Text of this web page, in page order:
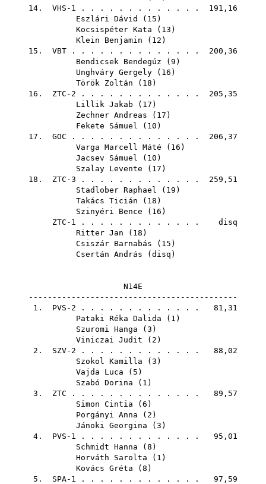
14. VHS-1 . . . . . . . . . . . . . 191,16
Eszlári Dávid
( 15 )
Kocsispéter Kata ( 13 )
Klein Benjamin ( 12 )
15. VBT . . . . . . . . . . . . . . 200,36
Bendicsek Bendegúz ( 9 )
Unghváry Gergely ( 16 )
Török Zoltán ( 18 )
16. ZTC-2 . . . . . . . . . . . . . 205,35
Lillik Jakab ( 17 )
Zechner Andreas ( 17 )
Fekete Sámuel ( 10 )
17. GOC . . . . . . . . . . . . . . 206,37
Varga Marcell Máté ( 16 )
Jacsev Sámuel ( 10 )
Szalay Levente ( 17 )
18. ZTC-3 . . . . . . . . . . . . . 259,51
Stadlober Raphael ( 19 )
Takács Ticián ( 18 )
Szinyéri Bence ( 16 )
ZTC-1 . . . . . . . . . . . . . disq
Ritter Jan ( 18 )
Csiszár Barnabás ( 15 )
Csertán András ( disq )
N14E
--------------------------------------------
1. PVS-2 . . . . . . . . . . . . . 81,31
Pataki Réka Dalida ( 1 )
Szuromi Hanga ( 3 )
Viniczai Judit ( 2 )
2. SZV-2 . . . . . . . . . . . . . 88,02
Szokol Kamilla ( 3 )
Vajda Luca ( 5 )
Szabó Dorina ( 1 )
3. ZTC . . . . . . . . . . . . . . 89,57
Simon Cintia ( 6 )
Porgányi Anna ( 2 )
Jánoki Georgina ( 3 )
4. PVS-1 . . . . . . . . . . . . . 95,01
Schmidt Hanna ( 8 )
Horváth Sarolta ( 1 )
Kovács Gréta ( 8 )
5. SPA-1 . . . . . . . . . . . . . 97,59